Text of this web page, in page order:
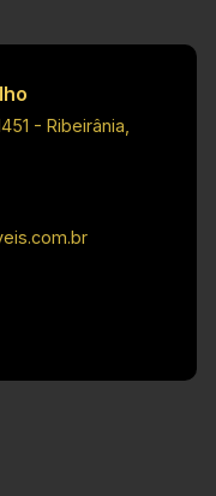
- Ribeirânia,